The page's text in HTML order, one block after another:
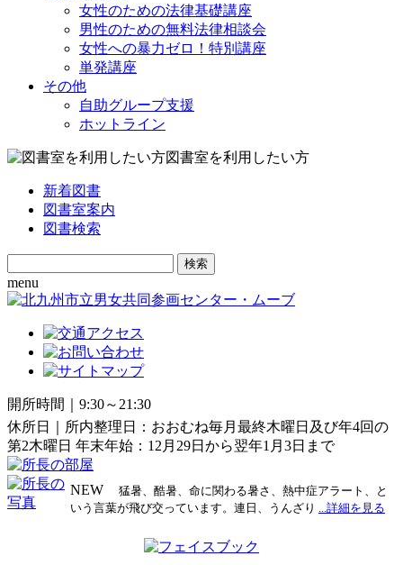
女性のための法律基礎講座
男性のための無料法律相談会
女性への暴力ゼロ！特別講座
単発講座
その他
自助グループ支援
ホットライン
図書室を利用したい方
新着図書
図書室案内
図書検索
Search
for:
menu
開所時間｜9:30～21:30
休所日｜所内整理日：おおむね毎月最終木曜日及び年4回の
第2木曜日 年末年始：12月29日から翌年1月3日まで
NEW
猛暑、酷暑、命に関わる暑さ、熱中症アラート、と
いう言葉が飛び交っています。連日、うんざり ...詳細を見る